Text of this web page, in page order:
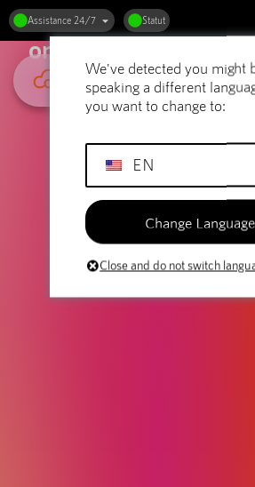
Assistance 24/7 Statut
Hébergement
organisations à but
Avoir un impact
We've detected you might
speaking a different
you want to change to:
EN
Change Language
Close and do not switch